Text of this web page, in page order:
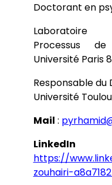
L’étude des
Doctorants
Post-doctorants
Jeunes docteurs
Chercheurs
Publications
Ouvrages
Articles
Communications
Événements
Colloques
Séminaires
Doctorant en
Laboratoire
Processus
Université Paris 8
Responsable du
Université
Mail :
LinkedIn
https://
zouhairi-